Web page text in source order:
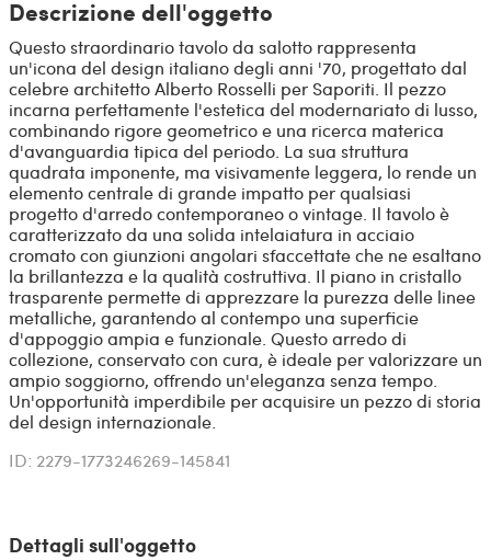
Descrizione dell'oggetto
Questo straordinario tavolo da salotto rappresenta
un'icona del design italiano degli anni '70, progettato dal
celebre architetto Alberto Rosselli per Saporiti. Il pezzo
incarna perfettamente l'estetica del modernariato di lusso,
combinando rigore geometrico e una ricerca materica
d'avanguardia tipica del periodo. La sua struttura
quadrata imponente, ma visivamente leggera, lo rende un
elemento centrale di grande impatto per qualsiasi
progetto d'arredo contemporaneo o vintage. Il tavolo è
caratterizzato da una solida intelaiatura in acciaio
cromato con giunzioni angolari sfaccettate che ne esaltano
la brillantezza e la qualità costruttiva. Il piano in cristallo
trasparente permette di apprezzare la purezza delle linee
metalliche, garantendo al contempo una superficie
d'appoggio ampia e funzionale. Questo arredo di
collezione, conservato con cura, è ideale per valorizzare un
ampio soggiorno, offrendo un'eleganza senza tempo.
Un'opportunità imperdibile per acquisire un pezzo di storia
del design internazionale.
ID: 2279-1773246269-145841
Dettagli sull'oggetto